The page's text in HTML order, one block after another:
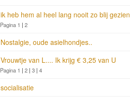
ik heb hem al heel lang nooit zo blij gezien
Pagina 1 | 2
Nostalgie, oude asielhondjes..
Vrouwtje van L.... Ik krijg € 3,25 van U
Pagina 1 | 2 | 3 | 4
socialisatie